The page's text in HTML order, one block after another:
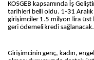
KOSGEB kapsamında İş
tarihleri belli oldu. 1-31
girişimciler 1.5 milyon lira üst
geri ödemeli kredi sağlanacak.
Girişimcinin genç, kadın,